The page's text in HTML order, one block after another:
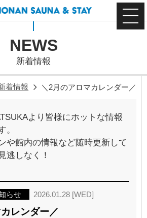
NEWS
新着情報
着情報 ＼2月のアロマカレンダー／
より皆様にホットな情報
。
や館内の情報など随時更新して
逃しなく！
らせ 2026.01.28 [WED]
レンダー／